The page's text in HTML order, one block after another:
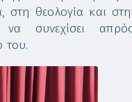
στη θεολογία και
να συνεχίσει
του.